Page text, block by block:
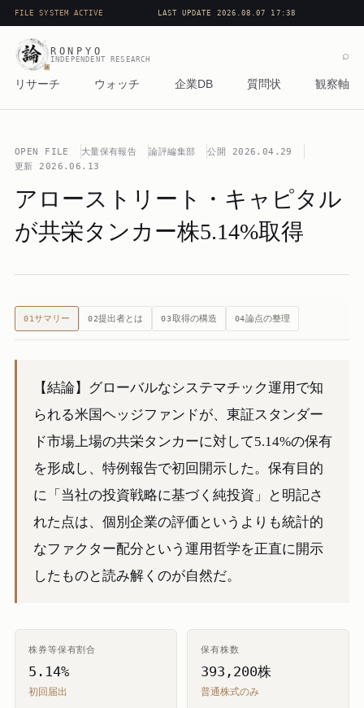
FILE SYSTEM ACTIVE LAST UPDATE 2026.08.07 17:38
RONPYO
INDEPENDENT RESEARCH
リサーチ ウォッチ 企業DB 質問状 観察軸
⌕
OPEN FILE 大量保有報告 論評編集部 公開
2026.04.29
更新 2026.06.13
アローストリート・キャピタル
が共栄タンカー株5.14%取得
01サマリー 02提出者とは 03取得の構造 04論点の整理
【結論】グローバルなシステマチック運用で知
られる米国ヘッジファンドが、東証スタンダー
ド市場上場の共栄タンカーに対して5.14%の保有
を形成し、特例報告で初回開示した。保有目的
に「当社の投資戦略に基づく純投資」と明記さ
れた点は、個別企業の評価というよりも統計的
なファクター配分という運用哲学を正直に開示
したものと読み解くのが自然だ。
株券等保有割合
5.14%
初回届出
保有株数
393,200株
普通株式のみ